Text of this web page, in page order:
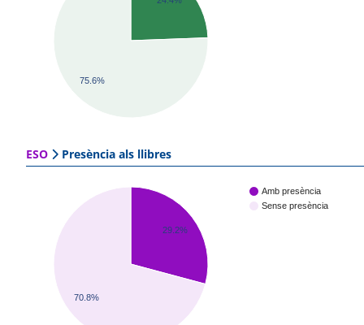
75.6%
ESO Presència als llibres
Amb presència
Sense presència
29.2%
70.8%